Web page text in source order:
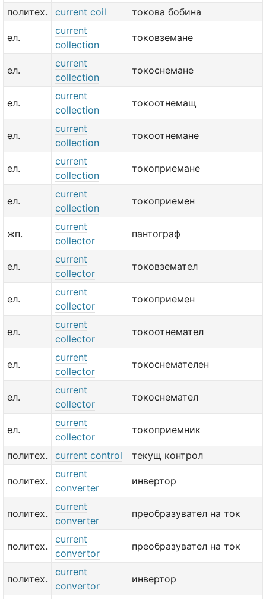
политех.
current coil токова бобина
ел.
current
collection
токовземане
ел.
current
collection
токоснемане
ел.
current
collection
токоотнемащ
ел.
current
collection
токоотнемане
ел.
current
collection
токоприемане
ел.
current
collection
токоприемен
жп.
current
collector
пантограф
ел.
current
collector
токовземател
ел.
current
collector
токоприемен
ел.
current
collector
токоотнемател
ел.
current
collector
токоснемателен
ел.
current
collector
токоснемател
ел.
current
collector
токоприемник
политех. current control текущ контрол
политех.
current
converter
инвертор
политех.
current
converter
преобразувател на ток
политех.
current
convertor
преобразувател на ток
политех.
current
convertor
инвертор